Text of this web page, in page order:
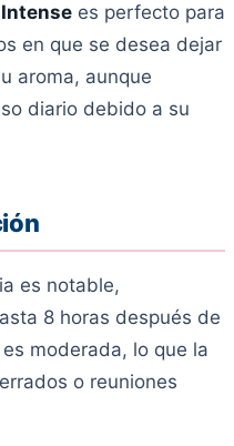
es perfecto para
en que se desea dejar
aroma, aunque
diario debido a su
es notable,
8 horas después de
moderada, lo que la
o reuniones